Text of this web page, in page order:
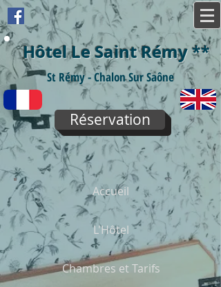
St Rémy - Chalon Sur Saône
Hôtel Le Saint Rémy**
Réservation
Accueil
L'Hôtel
Chambres et Tarifs